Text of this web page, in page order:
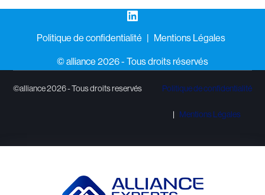
LinkedIn
Politique de confidentialité
Mentions Légales
©️ alliance 2026 - Tous droits réservés
©alliance 2026 - Tous droits reservés Politique de confidentialité
Mentions Légales